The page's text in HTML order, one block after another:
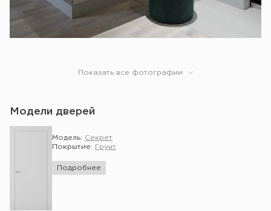
Показать все фотографии
Модели дверей
Модель: Секрет
Покрытие:
Грунт
Подробнее